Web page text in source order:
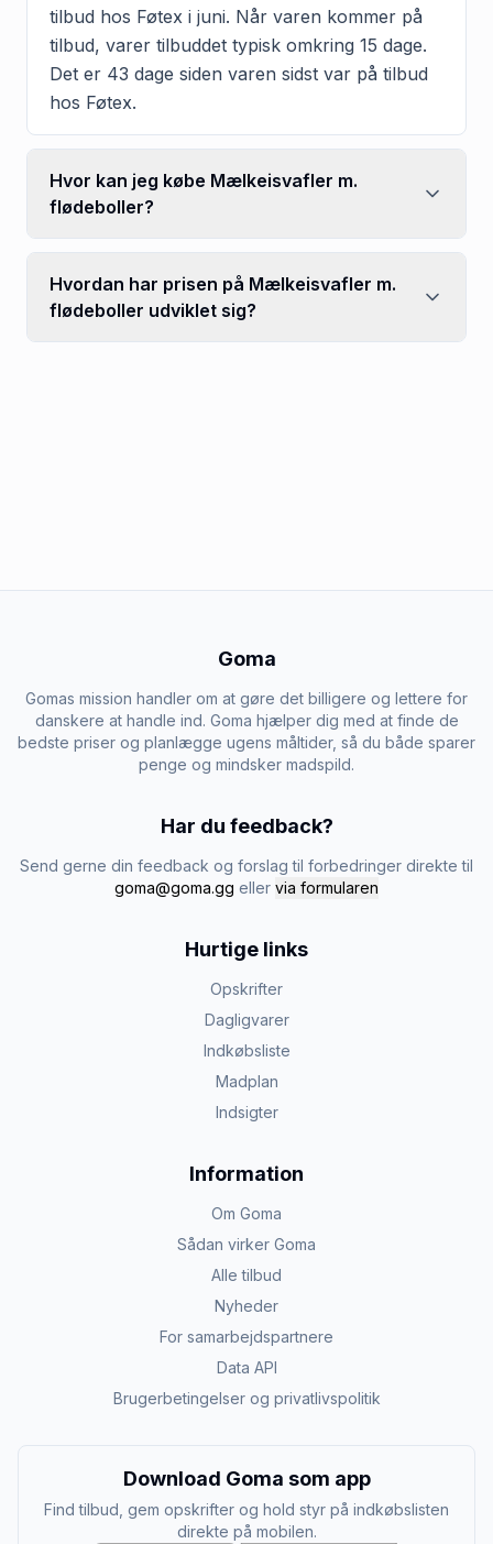
tilbud hos Føtex i juni. Når varen kommer på
tilbud, varer tilbuddet typisk omkring 15 dage.
Det er 43 dage siden varen sidst var på tilbud
hos Føtex.
Hvor kan jeg købe Mælkeisvafler m.
flødeboller?
Hvordan har prisen på Mælkeisvafler m.
flødeboller udviklet sig?
Goma
Gomas mission handler om at gøre det billigere og lettere for
danskere at handle ind. Goma hjælper dig med at finde de
bedste priser og planlægge ugens måltider, så du både sparer
penge og mindsker madspild.
Har du feedback?
Send gerne din feedback og forslag til forbedringer direkte til
goma@goma.gg eller via formularen
Hurtige links
Opskrifter
Dagligvarer
Indkøbsliste
Madplan
Indsigter
Information
Om Goma
Sådan virker Goma
Alle tilbud
Nyheder
For samarbejdspartnere
Data API
Brugerbetingelser og privatlivspolitik
Download Goma som app
Find tilbud, gem opskrifter og hold styr på indkøbslisten
direkte på mobilen.